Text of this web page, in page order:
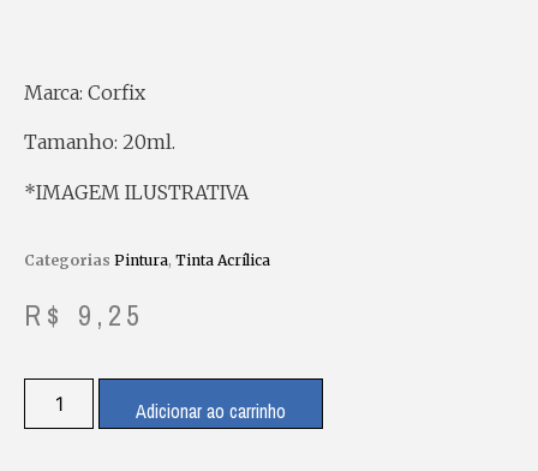
Marca: Corfix
Tamanho: 20ml.
*IMAGEM ILUSTRATIVA
Categorias Pintura, Tinta Acrílica
R$ 9,25
Adicionar ao carrinho